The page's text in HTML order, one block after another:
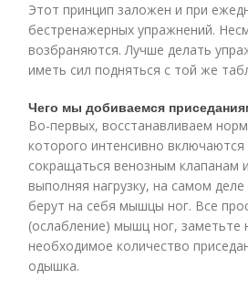
Этот принцип заложен и при
бестренажерных упражнений.
возбраняются. Лучше делать
иметь сил подняться с той же
Чего мы добиваемся
Во-первых, восстанавливаем
которого интенсивно
сокращаться венозным клапанам
выполняя нагрузку, на самом
берут на себя мышцы ног. Все
(ослабление) мышц ног, заметьте
необходимое количество
одышка.